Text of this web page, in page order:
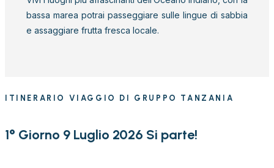
bassa marea potrai passeggiare sulle lingue di sabbia
e assaggiare frutta fresca locale.
ITINERARIO VIAGGIO DI GRUPPO TANZANIA
1° Giorno 9 Luglio 2026 Si parte!